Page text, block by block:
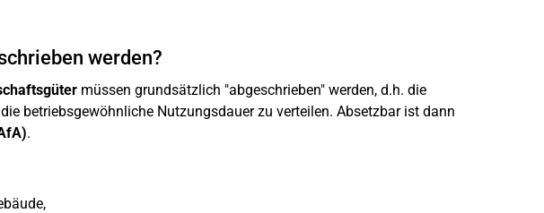
werden?
müssen grundsätzlich "abgeschrieben" werden, d.h. die
betriebsgewöhnliche Nutzungsdauer zu verteilen. Absetzbar ist dann
.